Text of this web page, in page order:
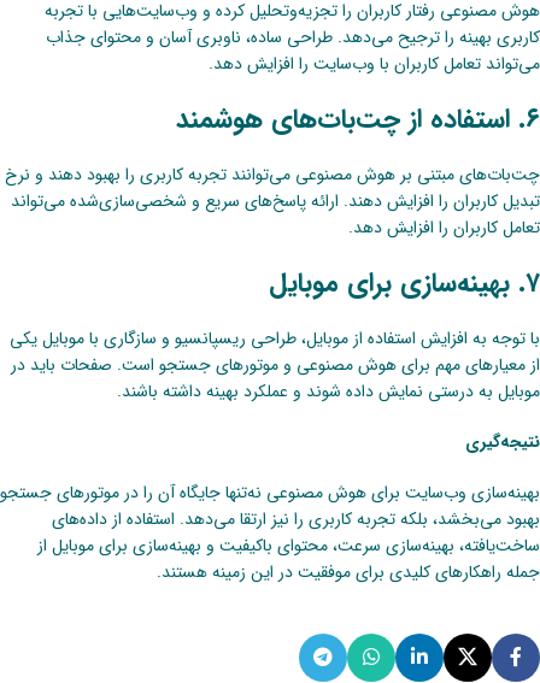
هوش مصنوعی رفتار کاربران را تجزیه‌وتحلیل کرده و وب‌سایت‌هایی با تجربه
کاربری بهینه را ترجیح می‌دهد. طراحی ساده، ناوبری آسان و محتوای جذاب
می‌تواند تعامل کاربران با وب‌سایت را افزایش دهد.
۶. استفاده از چت‌بات‌های هوشمند
چت‌بات‌های مبتنی بر هوش مصنوعی می‌توانند تجربه کاربری را بهبود دهند و نرخ
تبدیل کاربران را افزایش دهند. ارائه پاسخ‌های سریع و شخصی‌سازی‌شده می‌تواند
تعامل کاربران را افزایش دهد.
۷. بهینه‌سازی برای موبایل
با توجه به افزایش استفاده از موبایل، طراحی ریسپانسیو و سازگاری با موبایل یکی
از معیارهای مهم برای هوش مصنوعی و موتورهای جستجو است. صفحات باید در
موبایل به درستی نمایش داده شوند و عملکرد بهینه داشته باشند.
نتیجه‌گیری
بهینه‌سازی وب‌سایت برای هوش مصنوعی نه‌تنها جایگاه آن را در موتورهای جستجو
بهبود می‌بخشد، بلکه تجربه کاربری را نیز ارتقا می‌دهد. استفاده از داده‌های
ساخت‌یافته، بهینه‌سازی سرعت، محتوای باکیفیت و بهینه‌سازی برای موبایل از
جمله راهکارهای کلیدی برای موفقیت در این زمینه هستند.